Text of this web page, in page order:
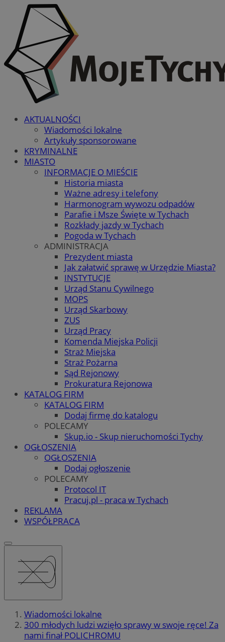
AKTUALNOŚCI
Wiadomości lokalne
Artykuły sponsorowane
KRYMINALNE
MIASTO
INFORMACJE O MIEŚCIE
Historia miasta
Ważne adresy i telefony
Harmonogram wywozu odpadów
Parafie i Msze Święte w Tychach
Rozkłady jazdy w Tychach
Pogoda w Tychach
ADMINISTRACJA
Prezydent miasta
Jak załatwić sprawę w Urzędzie Miasta?
INSTYTUCJE
Urząd Stanu Cywilnego
MOPS
Urząd Skarbowy
ZUS
Urząd Pracy
Komenda Miejska Policji
Straż Miejska
Straż Pożarna
Sąd Rejonowy
Prokuratura Rejonowa
KATALOG FIRM
KATALOG FIRM
Dodaj firmę do katalogu
POLECAMY
Skup.io - Skup nieruchomości Tychy
OGŁOSZENIA
OGŁOSZENIA
Dodaj ogłoszenie
POLECAMY
Protocol IT
Pracuj.pl - praca w Tychach
REKLAMA
WSPÓŁPRACA
Wiadomości lokalne
300 młodych ludzi wzięło sprawy w swoje ręce! Za
nami finał POLICHROMU